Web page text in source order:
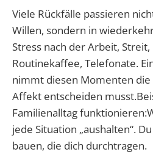
Viele Rückfälle passieren
Willen, sondern in
Stress nach der Arbeit,
Routinekaffee, Telefonate.
nimmt diesen Momenten
Affekt entscheiden
Familienalltag
jede Situation „aushalten“.
bauen, die dich durchtragen.